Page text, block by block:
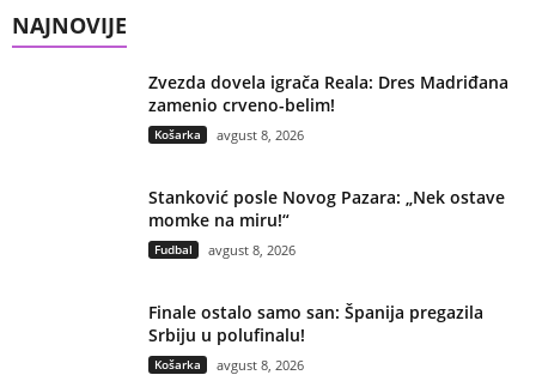
NAJNOVIJE
Zvezda dovela igrača Reala: Dres Madriđana
zamenio crveno-belim!
Košarka avgust 8, 2026
Stanković posle Novog Pazara: „Nek ostave
momke na miru!“
Fudbal avgust 8, 2026
Finale ostalo samo san: Španija pregazila
Srbiju u polufinalu!
Košarka avgust 8, 2026